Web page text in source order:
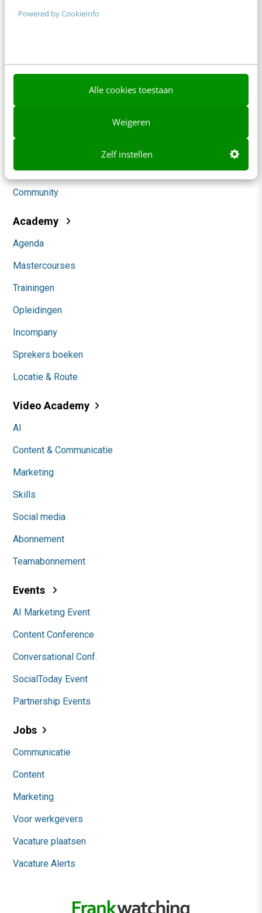
Powered by CookieInfo
Alle cookies toestaan
Weigeren
Zelf instellen
Klantcontact & CX
Themanieuwsbrieven
Community
Academy
Agenda
Mastercourses
Trainingen
Opleidingen
Incompany
Sprekers boeken
Locatie & Route
Video Academy
AI
Content & Communicatie
Marketing
Skills
Social media
Abonnement
Teamabonnement
Events
AI Marketing Event
Content Conference
Conversational Conf.
SocialToday Event
Partnership Events
Jobs
Communicatie
Content
Marketing
Voor werkgevers
Vacature plaatsen
Vacature Alerts